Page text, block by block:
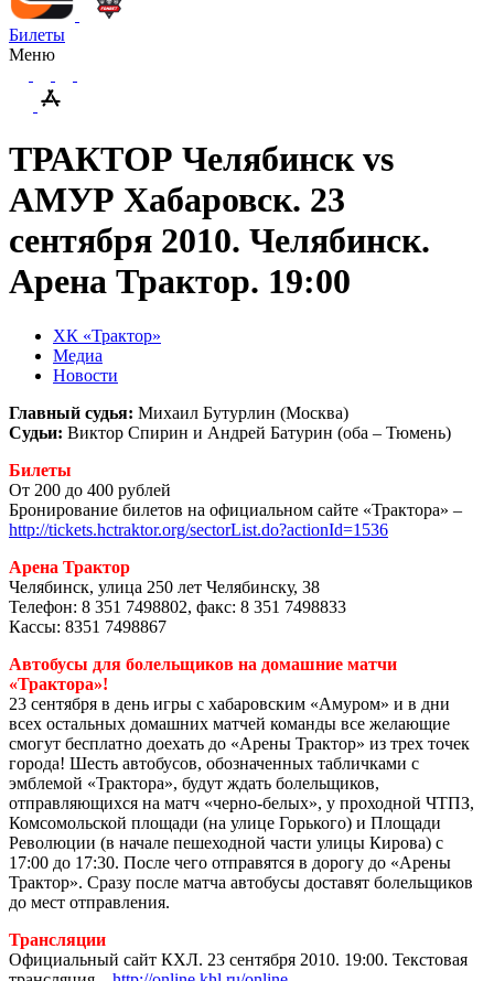
Билеты
Меню
ТРАКТОР Челябинск vs
АМУР Хабаровск. 23
сентября 2010. Челябинск.
Арена Трактор. 19:00
ХК «Трактор»
Медиа
Новости
Главный судья: Михаил Бутурлин (Москва)
Судьи: Виктор Спирин и Андрей Батурин (оба – Тюмень)
Билеты
От 200 до 400 рублей
Бронирование билетов на официальном сайте «Трактора» –
http://tickets.hctraktor.org/sectorList.do?actionId=1536
Арена Трактор
Челябинск, улица 250 лет Челябинску, 38
Телефон: 8 351 7498802, факс: 8 351 7498833
Кассы: 8351 7498867
Автобусы для болельщиков на домашние матчи
«Трактора»!
23 сентября в день игры с хабаровским «Амуром» и в дни
всех остальных домашних матчей команды все желающие
смогут бесплатно доехать до «Арены Трактор» из трех точек
города! Шесть автобусов, обозначенных табличками с
эмблемой «Трактора», будут ждать болельщиков,
отправляющихся на матч «черно-белых», у проходной ЧТПЗ,
Комсомольской площади (на улице Горького) и Площади
Революции (в начале пешеходной части улицы Кирова) с
17:00 до 17:30. После чего отправятся в дорогу до «Арены
Трактор». Сразу после матча автобусы доставят болельщиков
до мест отправления.
Трансляции
Официальный сайт КХЛ. 23 сентября 2010. 19:00. Текстовая